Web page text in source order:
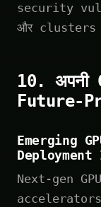
security
और clusters
10. अपनी
Future-
Emerging
Next-gen